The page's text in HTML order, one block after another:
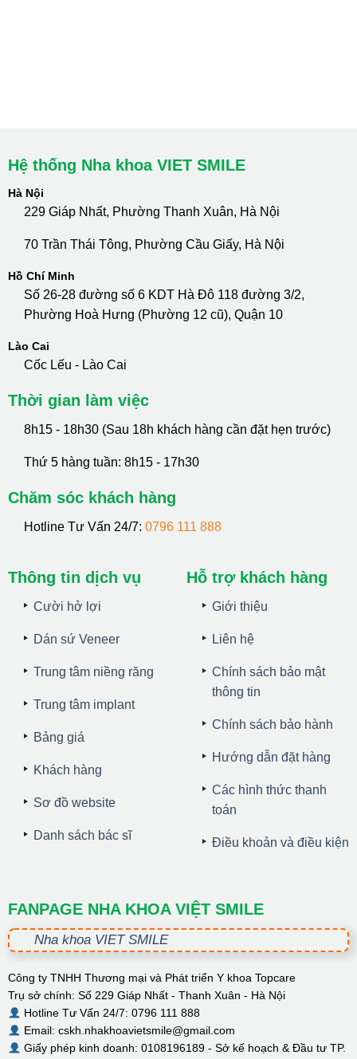
Hệ thống Nha khoa VIET SMILE
Hà Nội
229 Giáp Nhất, Phường Thanh Xuân, Hà Nội
70 Trần Thái Tông, Phường Cầu Giấy, Hà Nội
Hồ Chí Minh
Số 26-28 đường số 6 KDT Hà Đô 118 đường 3/2,
Phường Hoà Hưng (Phường 12 cũ), Quận 10
Lào Cai
Cốc Lếu - Lào Cai
Thời gian làm việc
8h15 - 18h30 (Sau 18h khách hàng cần đặt hẹn trước)
Thứ 5 hàng tuần: 8h15 - 17h30
Chăm sóc khách hàng
Hotline Tư Vấn 24/7: 0796 111 888
Thông tin dịch vụ
Cười hở lợi
Dán sứ Veneer
Trung tâm niềng răng
Trung tâm implant
Bảng giá
Khách hàng
Sơ đồ website
Danh sách bác sĩ
Hỗ trợ khách hàng
Giới thiệu
Liên hệ
Chính sách bảo mật
thông tin
Chính sách bảo hành
Hướng dẫn đặt hàng
Các hình thức thanh
toán
Điều khoản và điều kiện
FANPAGE NHA KHOA VIỆT SMILE
Nha khoa VIET SMILE
Công ty TNHH Thương mại và Phát triển Y khoa Topcare
Trụ sở chính: Số 229 Giáp Nhất - Thanh Xuân - Hà Nội
Hotline Tư Vấn 24/7: 0796 111 888
Email: cskh.nhakhoavietsmile@gmail.com
Giấy phép kinh doanh: 0108196189 - Sở kế hoạch & Đầu tư TP.